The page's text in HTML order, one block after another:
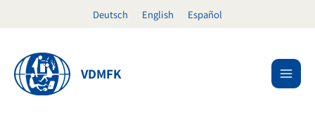
Deutsch English Español
VDMFK